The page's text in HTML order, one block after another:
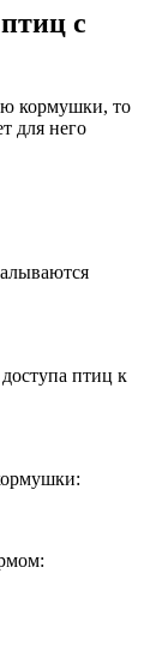
с
кормушки, то
для него
птиц к